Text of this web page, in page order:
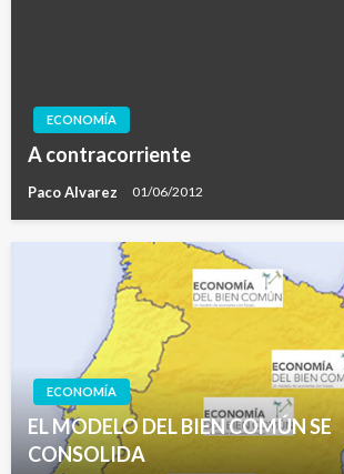
ECONOMÍA
A contracorriente
Paco Alvarez 01/06/2012
ECONOMÍA
EL MODELO DEL BIEN COMÚN SE
CONSOLIDA